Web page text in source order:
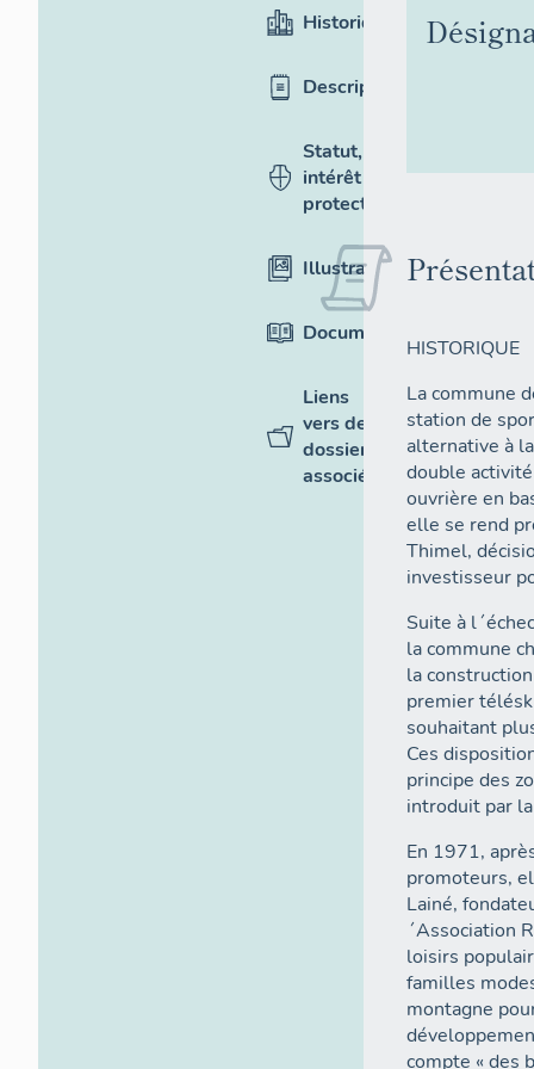
Historique
Description
Statut,
intérêt et
protection
Illustrations
Documentation
Liens
vers des
dossiers
associés
HISTORIQUE
La commune
station de
alternative à
double
ouvrière en
elle se rend
Thimel,
investisseur
Suite à
la commune
la
premier
souhaitant
Ces
principe des
introduit par
En 1971,
promoteurs,
Lainé,
´Association
loisirs
familles
montagne
compte « des